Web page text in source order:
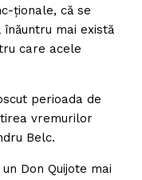
ţionale, că se
mai există
care acele
perioada de
vremurilor
Belc.
Don Quijote mai